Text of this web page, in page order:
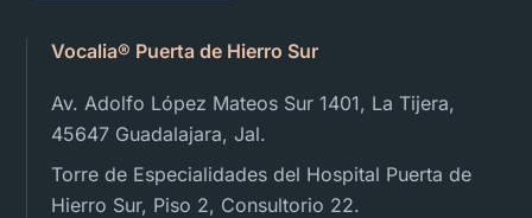
Vocalia® Puerta de Hierro Sur
Av. Adolfo López Mateos Sur 1401, La Tijera,
45647 Guadalajara, Jal.
Torre de Especialidades del Hospital Puerta de
Hierro Sur, Piso 2, Consultorio 22.